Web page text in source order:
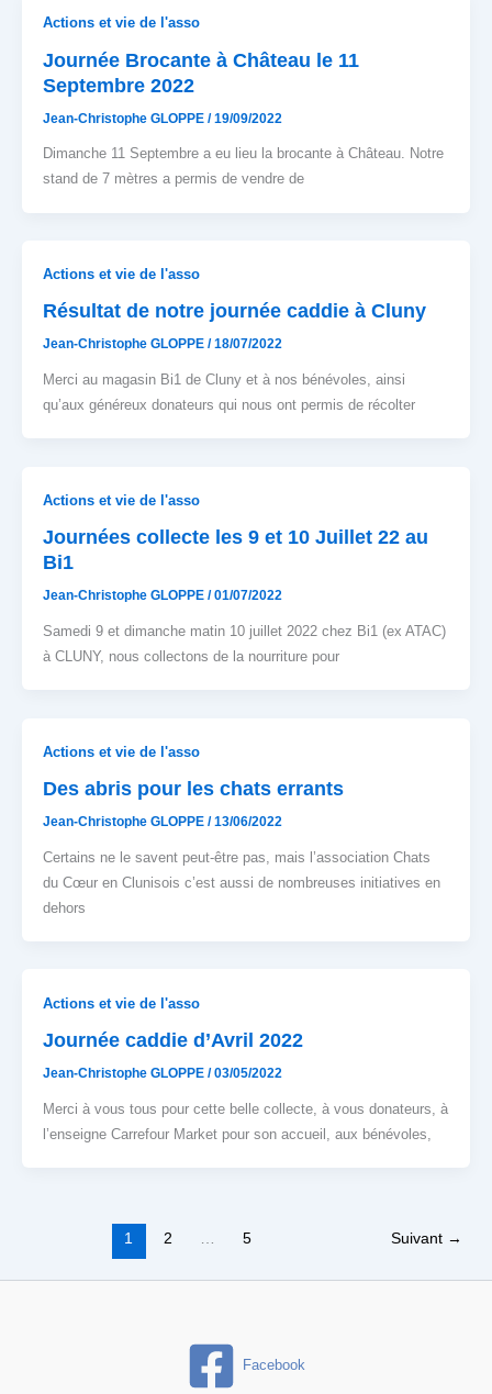
Actions et vie de l'asso
Journée Brocante à Château le 11
Septembre 2022
Jean-Christophe GLOPPE /19/09/2022
Dimanche 11 Septembre a eu lieu la brocante à Château. Notre
stand de 7 mètres a permis de vendre de
Actions et vie de l'asso
Résultat de notre journée caddie à Cluny
Jean-Christophe GLOPPE /18/07/2022
Merci au magasin Bi1 de Cluny et à nos bénévoles, ainsi
qu’aux généreux donateurs qui nous ont permis de récolter
Actions et vie de l'asso
Journées collecte les 9 et 10 Juillet 22 au
Bi1
Jean-Christophe GLOPPE /01/07/2022
Samedi 9 et dimanche matin 10 juillet 2022 chez Bi1 (ex ATAC)
à CLUNY, nous collectons de la nourriture pour
Actions et vie de l'asso
Des abris pour les chats errants
Jean-Christophe GLOPPE /13/06/2022
Certains ne le savent peut-être pas, mais l’association Chats
du Cœur en Clunisois c’est aussi de nombreuses initiatives en
dehors
Actions et vie de l'asso
Journée caddie d’Avril 2022
Jean-Christophe GLOPPE /03/05/2022
Merci à vous tous pour cette belle collecte, à vous donateurs, à
l’enseigne Carrefour Market pour son accueil, aux bénévoles,
1 2 5 Suivant →
Facebook